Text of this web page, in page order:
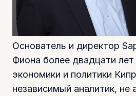
Основатель и директор
Фиона более двадцати
экономики и политики
независимый аналитик, не